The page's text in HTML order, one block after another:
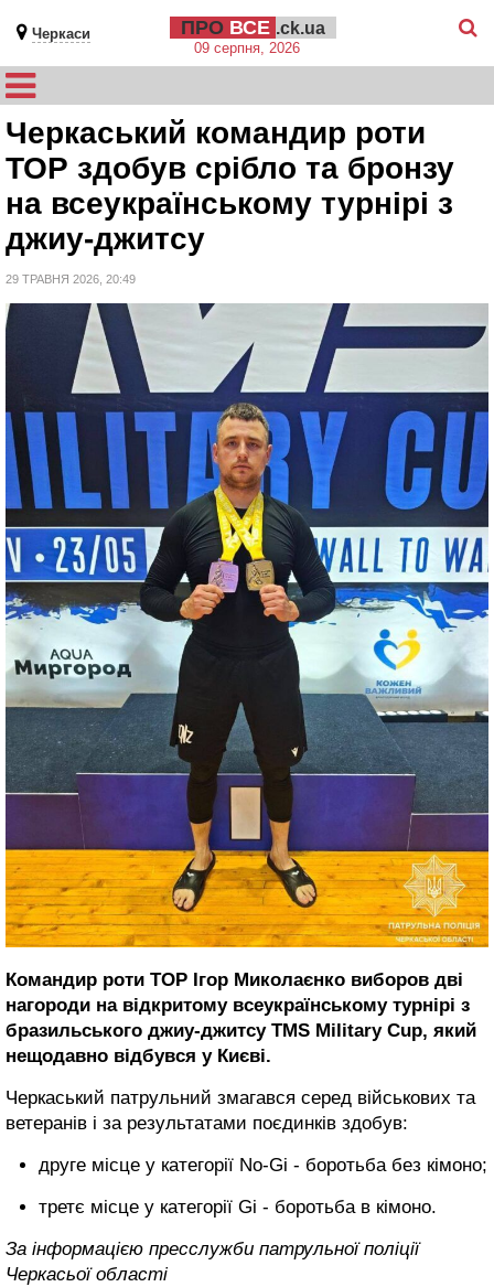
Черкаси ПРО ВСЕ .ck.ua
09 серпня, 2026
Черкаський командир роти
ТОР здобув срібло та бронзу
на всеукраїнському турнірі з
джиу-джитсу
29 ТРАВНЯ 2026, 20:49
Командир роти ТОР Ігор Миколаєнко виборов дві
нагороди на відкритому всеукраїнському турнірі з
бразильського джиу-джитсу TMS Military Cup, який
нещодавно відбувся у Києві.
Черкаський патрульний змагався серед військових та
ветеранів і за результатами поєдинків здобув:
друге місце у категорії No-Gi - боротьба без кімоно;
третє місце у категорії Gi - боротьба в кімоно.
За інформацією пресслужби патрульної поліції
Черкасьої області